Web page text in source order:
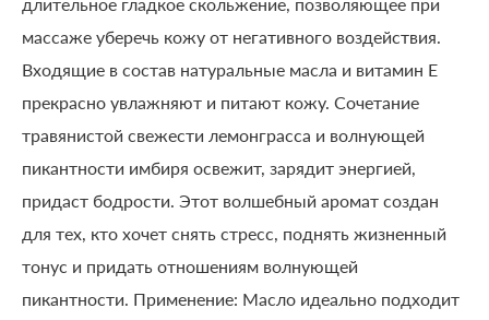
массаже уберечь кожу от негативного воздействия.
Входящие в состав натуральные масла и витамин Е
прекрасно увлажняют и питают кожу. Сочетание
травянистой свежести лемонграсса и волнующей
пикантности имбиря освежит, зарядит энергией,
придаст бодрости. Этот волшебный аромат создан
для тех, кто хочет снять стресс, поднять жизненный
тонус и придать отношениям волнующей
пикантности. Применение: Масло идеально подходит